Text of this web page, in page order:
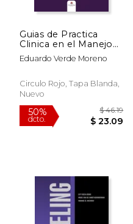
Guias de Practica
Clinica en el Manejo
Terapeutico de las
Enferme Dades
Eduardo Verde Moreno
Circulo Rojo, Tapa Blanda,
Nuevo